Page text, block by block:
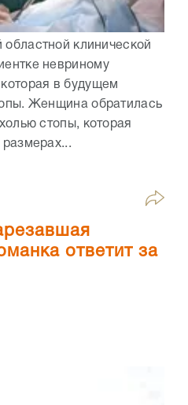
клинической
невриному
в будущем
Женщина обратилась
стопы, которая
размерах...
ответит за